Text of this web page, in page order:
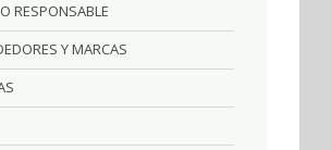
RESPONSABLE
Y MARCAS